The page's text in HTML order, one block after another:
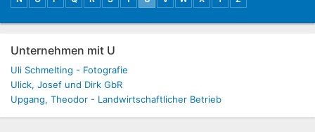
Unternehmen mit U
Uli Schmelting - Fotografie
Ulick, Josef und Dirk GbR
Upgang, Theodor - Landwirtschaftlicher Betrieb